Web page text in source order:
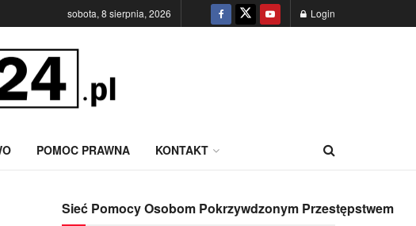
sobota, 8 sierpnia, 2026 Login
POMOC PRAWNA KONTAKT
Sieć Pomocy Osobom Pokrzywdzonym Przestępstwem